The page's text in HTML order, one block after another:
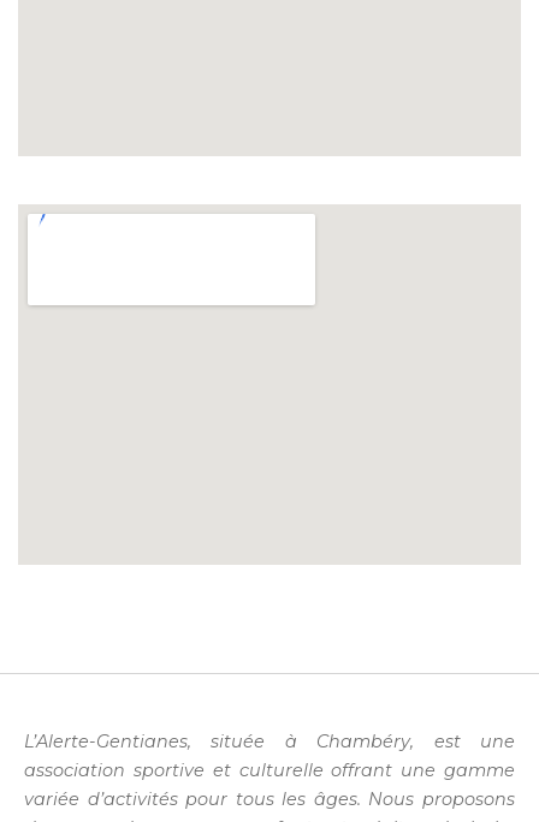
L’Alerte-Gentianes, située à Chambéry, est une
association sportive et culturelle offrant une gamme
variée d’activités pour tous les âges. Nous proposons